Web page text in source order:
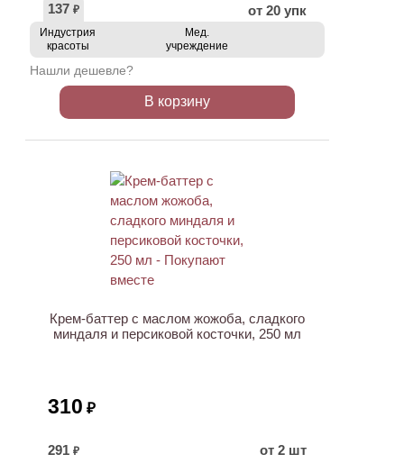
137 ₽ от 20 упк
Индустрия
красоты
Мед.
учреждение
Нашли дешевле?
В корзину
Крем-баттер с маслом жожоба, сладкого
миндаля и персиковой косточки, 250 мл
310 ₽
291 ₽
от 2 шт